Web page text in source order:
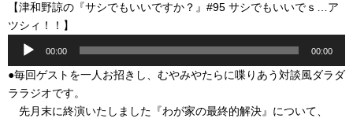
【津和野諒の『サシでもいいですか？』#95 サシでもいいでｓ…ア
ツシィ！！】
プ
レ
00:00 00:00
●毎回ゲストを一人お招きし、むやみやたらに喋りあう対談風ダラダ
ララジオです。
先月末に終演いたしました『わが家の最終的解決』について、